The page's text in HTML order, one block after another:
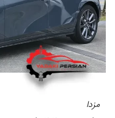
مزدا